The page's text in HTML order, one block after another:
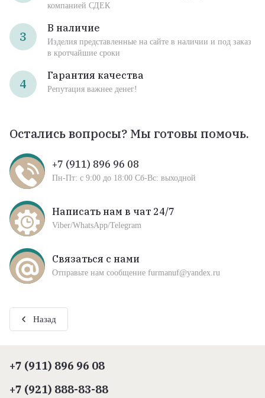
компанией СДЕК
3
В наличие
Изделия представленные на сайте в наличии и под заказ
в кротчайшие сроки
4
Гарантия качества
Репутация важнее денег!
Остались вопросы? Мы готовы помочь.
+7 (911) 896 96 08
Пн-Пт: с 9:00 до 18:00 Сб-Вс: выходной
Написать нам в чат 24/7
Viber/WhatsApp/Telegram
Связаться с нами
Отправьте нам сообщение furmanuf@yandex.ru
Назад
+7 (911) 896 96 08
+7 (921) 888-83-88